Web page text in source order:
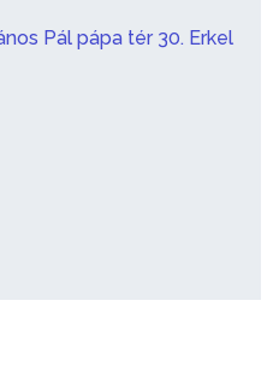
Pál pápa tér 30. Erkel